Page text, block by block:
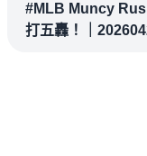
#MLB Muncy
打五轟！｜